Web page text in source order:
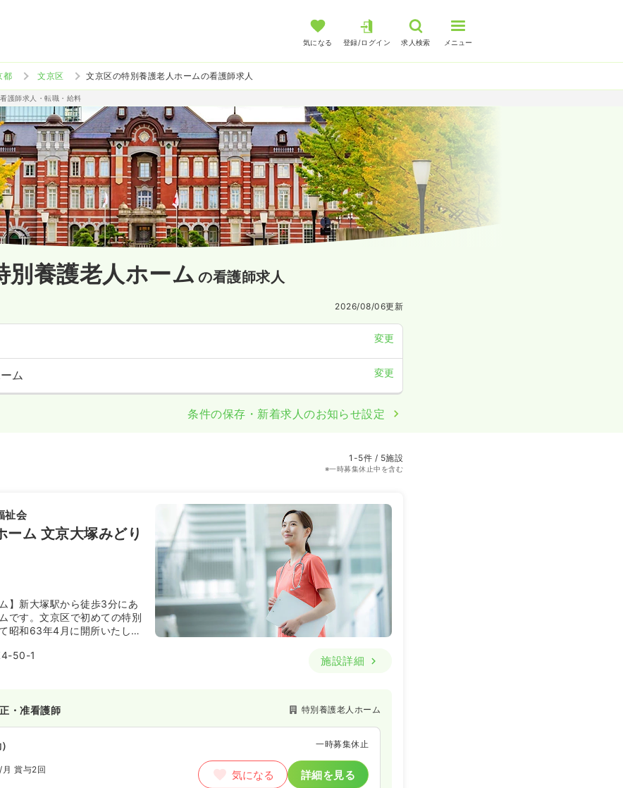
気になる 登録/ログイン 求人検索 メニュー
都 文京区 文京区の特別養護老人ホームの看護師求人
護師求人・転職・給料
別養護老人ホーム の看護師求人
2026/08/06更新
変更
ム 変更
条件の保存・新着求人のお知らせ設定
1-5件 / 5施設
※一時募集休止中を含む
祉会
ーム 文京大塚みどり
】新大塚駅から徒歩3分にあ
です。文京区で初めての特別
昭和63年4月に開所いたしま
とケアを提供しております。
リニューアルオープンいたし
4-50-1
施設詳細
正・准看護師 特別養護老人ホーム
一時募集休止
/月 賞与2回 気になる 詳細を見る